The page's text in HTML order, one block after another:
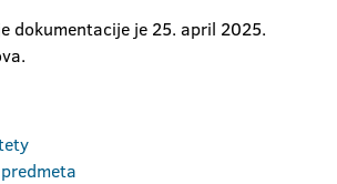
dokumentacije je 25. april 2025.